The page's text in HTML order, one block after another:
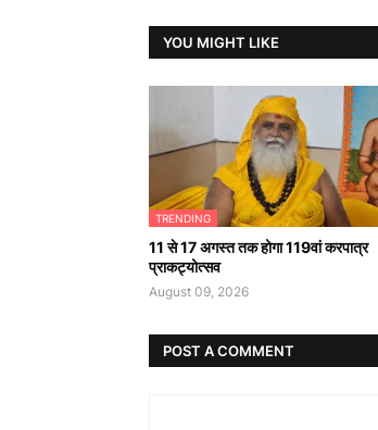
YOU MIGHT LIKE
TRENDING
11 से 17 अगस्त तक होगा 119वां करपात्र
प्राकट्योत्सव
August 09, 2026
POST A COMMENT